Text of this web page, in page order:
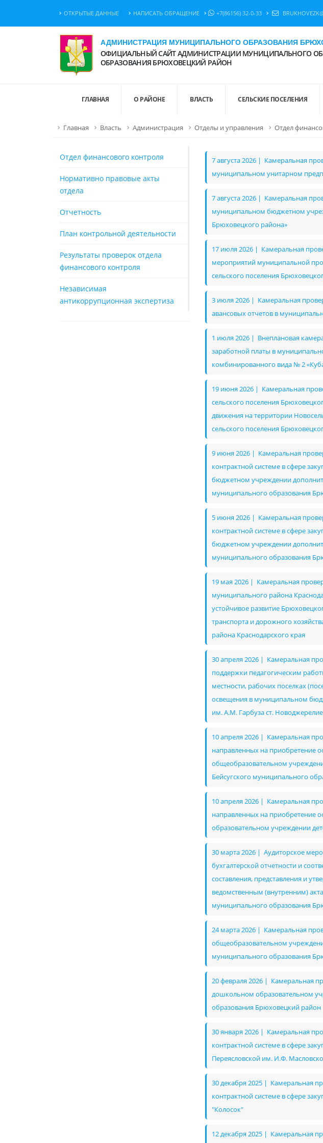
ОТКРЫТЫЕ ДАННЫЕ НАПИСАТЬ ОБРАЩЕНИЕ +7(86156) 32-0-33
АДМИНИСТРАЦИЯ МУНИЦИПАЛЬНОГО ОБРАЗОВАНИЯ
ОФИЦИАЛЬНЫЙ САЙТ АДМИНИСТРАЦИИ МУНИЦИПАЛЬНОГО
ОБРАЗОВАНИЯ БРЮХОВЕЦКИЙ РАЙОН
ГЛАВНАЯ О РАЙОНЕ ВЛАСТЬ СЕЛЬСКИЕ ПОСЕЛЕНИЯ
Главная Власть Администрация Отделы и управления Отдел
Отдел финансового контроля
Нормативно правовые акты
отдела
Отчетность
План контрольной деятельности
Результаты проверок отдела
финансового контроля
Независимая
антикоррупционная экспертиза
7 августа 2026 | Камеральная
муниципальном унитарном
7 августа 2026 | Камеральная
муниципальном бюджетном
Брюховецкого района»
17 июля 2026 | Камеральная
мероприятий муниципальной
сельского поселения
3 июля 2026 | Камеральная
авансовых отчетов в
1 июля 2026 | Внеплановая
заработной платы в
комбинированного вида № 2
19 июня 2026 | Камеральная
сельского поселения
движения на территории
сельского поселения
9 июня 2026 | Камеральная
контрактной системе в сфере
бюджетном учреждении
муниципального образования
5 июня 2026 | Камеральная
контрактной системе в сфере
бюджетном учреждении
муниципального образования
19 мая 2026 | Камеральная
муниципального района
устойчивое развитие
транспорта и дорожного
района Краснодарского края
30 апреля 2026 | Камеральная
поддержки педагогическим
местности, рабочих поселках
освещения в муниципальном
им. А.М. Гарбуза ст.
10 апреля 2026 | Камеральная
направленных на приобретение
общеобразовательном
Бейсугского муниципального
10 апреля 2026 | Камеральная
направленных на приобретение
образовательном учреждении
30 марта 2026 | Аудиторское
бухгалтерской отчетности и
составления, представления и
ведомственным (внутренним)
муниципального образования
24 марта 2026 | Камеральная
общеобразовательном
муниципального образования
20 февраля 2026 | Камеральная
дошкольном образовательном
образования Брюховецкий район
30 января 2026 | Камеральная
контрактной системе в сфере
Переясловской им. И.Ф.
30 декабря 2025 | Камеральная
контрактной системе в сфере
"Колосок"
12 декабря 2025 | Камеральная